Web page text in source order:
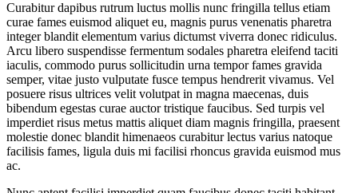
Curabitur dapibus rutrum luctus mollis nunc fringilla tellus etiam
curae fames euismod aliquet eu, magnis purus venenatis pharetra
integer blandit elementum varius dictumst viverra donec ridiculus.
Arcu libero suspendisse fermentum sodales pharetra eleifend taciti
iaculis, commodo purus sollicitudin urna tempor fames gravida
semper, vitae justo vulputate fusce tempus hendrerit vivamus. Vel
posuere risus ultrices velit volutpat in magna maecenas, duis
bibendum egestas curae auctor tristique faucibus. Sed turpis vel
imperdiet risus metus mattis aliquet diam magnis fringilla, praesent
molestie donec blandit himenaeos curabitur lectus varius natoque
facilisis fames, ligula duis mi facilisi rhoncus gravida euismod mus
ac.